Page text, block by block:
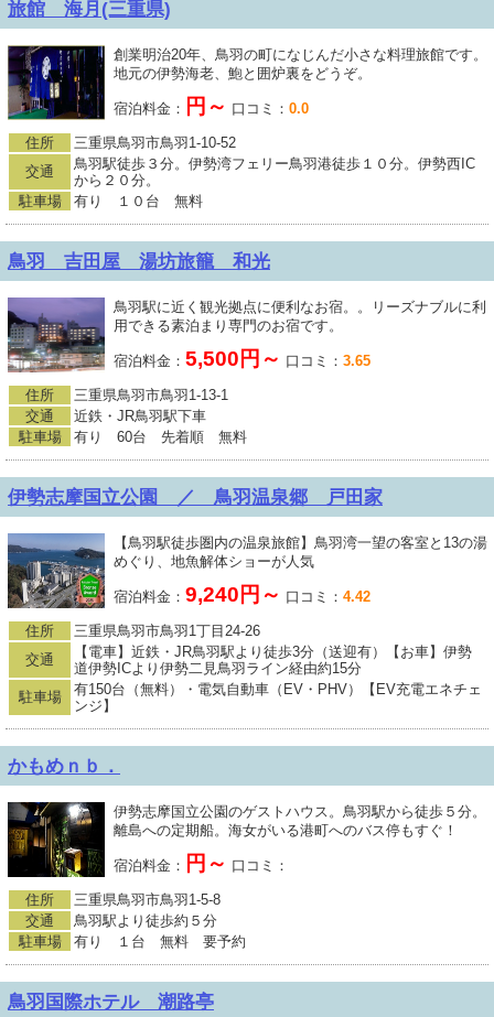
旅館 海月(三重県)
創業明治20年、鳥羽の町になじんだ小さな料理旅館です。
地元の伊勢海老、鮑と囲炉裏をどうぞ。
宿泊料金： 円～ 口コミ： 0.0
住所
三重県鳥羽市鳥羽1-10-52
交通
鳥羽駅徒歩３分。伊勢湾フェリー鳥羽港徒歩１０分。伊勢西IC
から２０分。
駐車場
有り １０台 無料
鳥羽 吉田屋 湯坊旅籠 和光
鳥羽駅に近く観光拠点に便利なお宿。。リーズナブルに利
用できる素泊まり専門のお宿です。
宿泊料金： 5,500円～ 口コミ： 3.65
住所
三重県鳥羽市鳥羽1-13-1
交通
近鉄・JR鳥羽駅下車
駐車場
有り 60台 先着順 無料
伊勢志摩国立公園 ／ 鳥羽温泉郷 戸田家
【鳥羽駅徒歩圏内の温泉旅館】鳥羽湾一望の客室と13の湯
めぐり、地魚解体ショーが人気
宿泊料金： 9,240円～ 口コミ： 4.42
住所
三重県鳥羽市鳥羽1丁目24-26
交通
【電車】近鉄・JR鳥羽駅より徒歩3分（送迎有）【お車】伊勢
道伊勢ICより伊勢二見鳥羽ライン経由約15分
駐車場
有150台（無料）・電気自動車（EV・PHV）【EV充電エネチェ
ンジ】
かもめｎｂ．
伊勢志摩国立公園のゲストハウス。鳥羽駅から徒歩５分。
離島への定期船。海女がいる港町へのバス停もすぐ！
宿泊料金： 円～ 口コミ：
住所
三重県鳥羽市鳥羽1-5-8
交通
鳥羽駅より徒歩約５分
駐車場
有り １台 無料 要予約
鳥羽国際ホテル 潮路亭